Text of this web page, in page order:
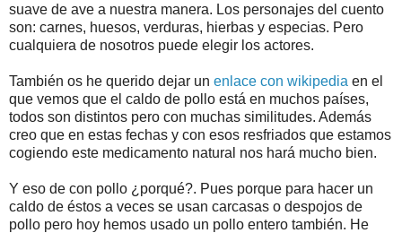
suave de ave a nuestra manera. Los personajes del cuento
son: carnes, huesos, verduras, hierbas y especias. Pero
cualquiera de nosotros puede elegir los actores.
También os he querido dejar un enlace con wikipedia en el
que vemos que el caldo de pollo está en muchos países,
todos son distintos pero con muchas similitudes. Además
creo que en estas fechas y con esos resfriados que estamos
cogiendo este medicamento natural nos hará mucho bien.
Y eso de con pollo ¿porqué?. Pues porque para hacer un
caldo de éstos a veces se usan carcasas o despojos de
pollo pero hoy hemos usado un pollo entero también. He